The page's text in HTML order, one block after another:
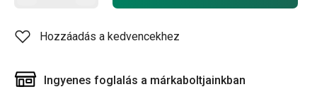
Hozzáadás a kedvencekhez
Ingyenes foglalás a márkaboltjainkban